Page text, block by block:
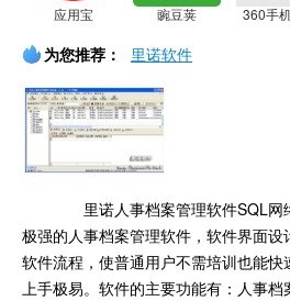
应用宝 豌豆荚 360手
为您推荐： 里诺软件
里诺人事档案管理软件SQL网
极强的人事档案管理软件，软件界面
软件流程，使普通用户不需培训也能快
上手极易。软件的主要功能有：人事